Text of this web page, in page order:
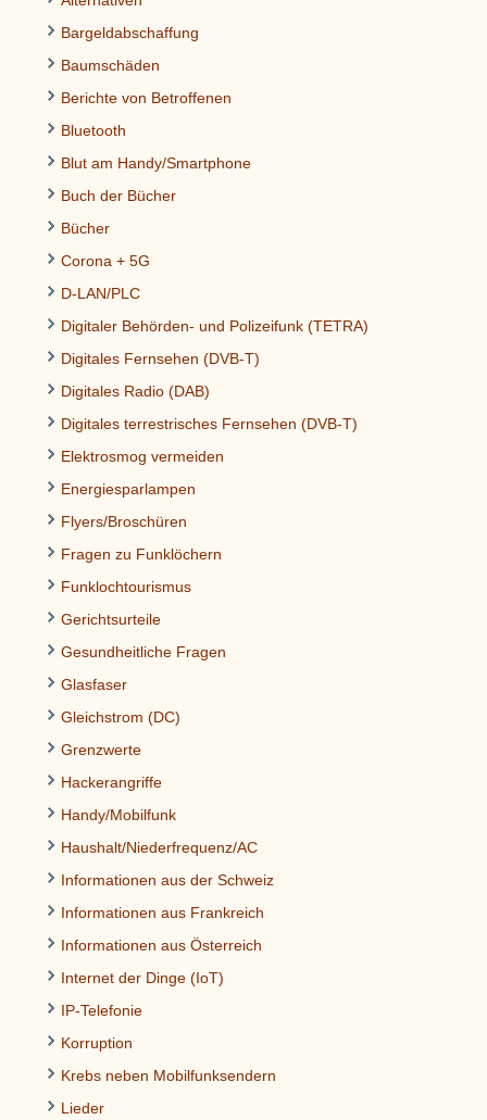
Bargeldabschaffung
Baumschäden
Berichte von Betroffenen
Bluetooth
Blut am Handy/Smartphone
Buch der Bücher
Bücher
Corona + 5G
D-LAN/PLC
Digitaler Behörden- und Polizeifunk (TETRA)
Digitales Fernsehen (DVB-T)
Digitales Radio (DAB)
Digitales terrestrisches Fernsehen (DVB-T)
Elektrosmog vermeiden
Energiesparlampen
Flyers/Broschüren
Fragen zu Funklöchern
Funklochtourismus
Gerichtsurteile
Gesundheitliche Fragen
Glasfaser
Gleichstrom (DC)
Grenzwerte
Hackerangriffe
Handy/Mobilfunk
Haushalt/Niederfrequenz/AC
Informationen aus der Schweiz
Informationen aus Frankreich
Informationen aus Österreich
Internet der Dinge (IoT)
IP-Telefonie
Korruption
Krebs neben Mobilfunksendern
Lieder